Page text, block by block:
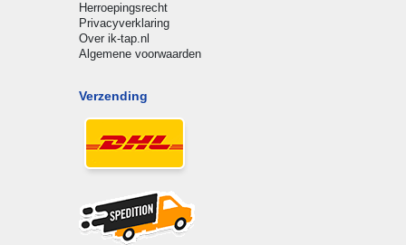
Herroepingsrecht
Privacyverklaring
Over ik-tap.nl
Algemene voorwaarden
Verzending